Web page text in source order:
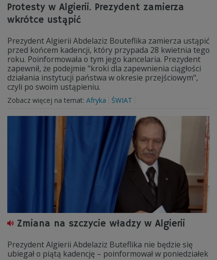
Protesty w Algierii. Prezydent zamierza
wkrótce ustąpić
Prezydent Algierii Abdelaziz Bouteflika zamierza ustąpić
przed końcem kadencji, który przypada 28 kwietnia tego
roku. Poinformowała o tym jego kancelaria. Prezydent
zapewnił, że podejmie "kroki dla zapewnienia ciągłości
działania instytucji państwa w okresie przejściowym",
czyli po swoim ustąpieniu.
Zobacz więcej na temat: Afryka ŚWIAT
Zmiana na szczycie władzy w Algierii
Prezydent Algierii Abdelaziz Buteflika nie będzie się
ubiegał o piątą kadencję – poinformował w poniedziałek